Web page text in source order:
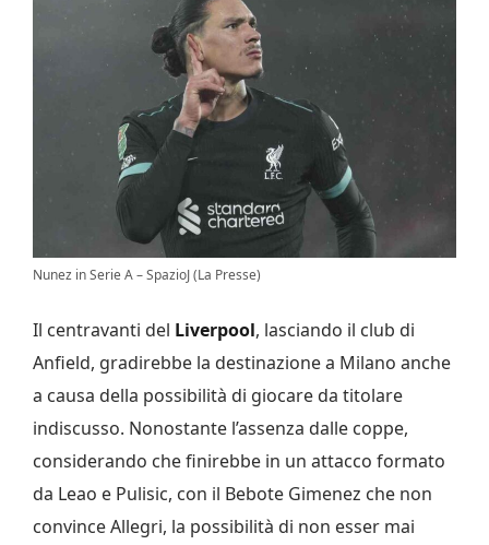
Nunez in Serie A – SpazioJ (La Presse)
Il centravanti del Liverpool, lasciando il club di
Anfield, gradirebbe la destinazione a Milano anche
a causa della possibilità di giocare da titolare
indiscusso. Nonostante l’assenza dalle coppe,
considerando che finirebbe in un attacco formato
da Leao e Pulisic, con il Bebote Gimenez che non
convince Allegri, la possibilità di non esser mai